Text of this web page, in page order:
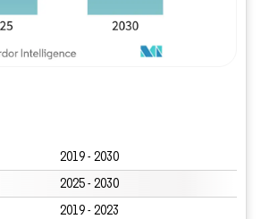
2019 - 2030
2025 - 2030
2019 - 2023